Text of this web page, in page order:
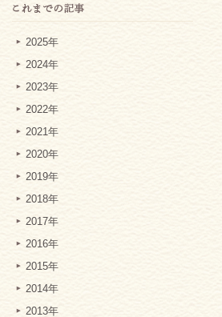
2025年
2024年
2023年
2022年
2021年
2020年
2019年
2018年
2017年
2016年
2015年
2014年
2013年